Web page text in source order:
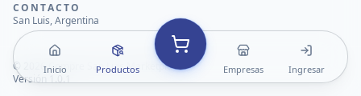
Inicio Productos Empresas Ingresar
CONTACTO
San Luis, Argentina
© 2026Compre San Luis Marketplace
Versión 1.0.1